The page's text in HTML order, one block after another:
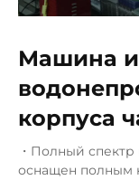
Машина
корпуса
・Полный
оснащен полным